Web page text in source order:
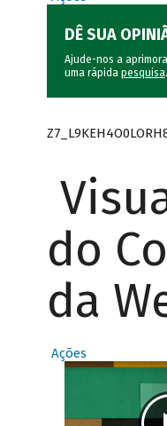
DÊ SUA
Ajude-nos a
uma rápida pesquisa.
do
da
Ações